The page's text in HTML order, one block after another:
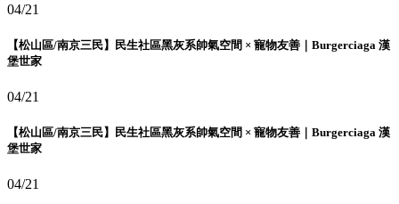
04/21
【松山區/南京三民】民生社區黑灰系帥氣空間 × 寵物友善｜Burgerciaga 漢
堡世家
04/21
【松山區/南京三民】民生社區黑灰系帥氣空間 × 寵物友善｜Burgerciaga 漢
堡世家
04/21